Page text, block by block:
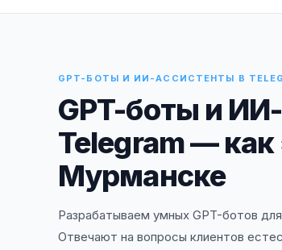
GPT-БОТЫ И ИИ-АССИСТЕНТЫ В
GPT-боты и
Telegram — как
Мурманске
Разрабатываем умных GPT-ботов
Отвечают на вопросы клиентов